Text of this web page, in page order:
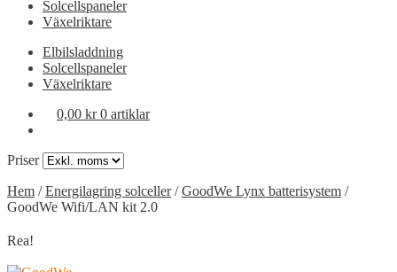
Solcellspaneler
Växelriktare
Elbilsladdning
Solcellspaneler
Växelriktare
0,00 kr 0 artiklar
Priser
Hem /Energilagring solceller/GoodWe Lynx batterisystem /
GoodWe Wifi/LAN kit 2.0
Rea!